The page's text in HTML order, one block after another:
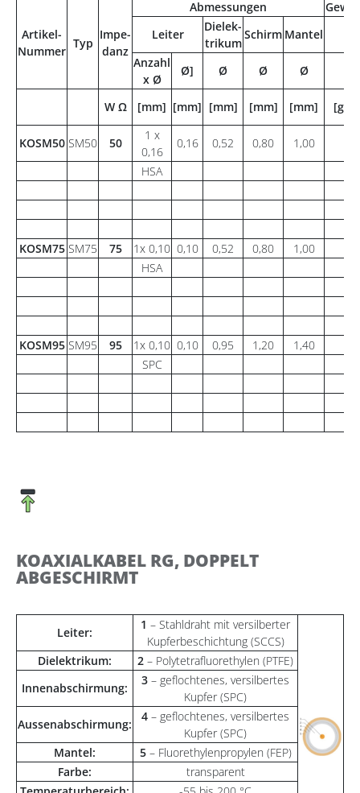
Artikel-
Nummer
Typ
Impe-
danz
Abmessungen
Leiter
Dielek-
trikum
Schirm Mantel
Anzahl
x Ø
Ø] Ø Ø Ø
W Ω [mm] [mm] [mm] [mm] [mm] [g/
KOSM50 SM50 50
1 x
0,16
0,16 0,52 0,80 1,00
HSA
KOSM75 SM75 75 1x 0,10 0,10 0,52 0,80 1,00
HSA
KOSM95 SM95 95 1x 0,10 0,10 0,95 1,20 1,40
SPC
KOAXIALKABEL RG, DOPPELT
ABGESCHIRMT
Leiter:
1 – Stahldraht mit versilberter
Kupferbeschichtung (SCCS)
Dielektrikum:
2 – Polytetrafluorethylen (PTFE)
Innenabschirmung:
3 – geflochtenes, versilbertes
Kupfer (SPC)
Aussenabschirmung:
4 – geflochtenes, versilbertes
Kupfer (SPC)
Mantel:
5– Fluorethylenpropylen (FEP)
Farbe:
transparent